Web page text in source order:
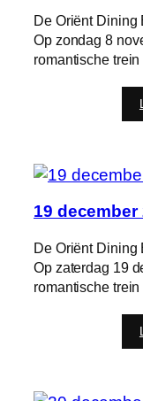
De Oriënt Dining
Op zondag 8
romantische
19 december
De Oriënt Dining
Op zaterdag 19
romantische